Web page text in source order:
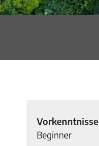
Vorkenntnisse
Beginner